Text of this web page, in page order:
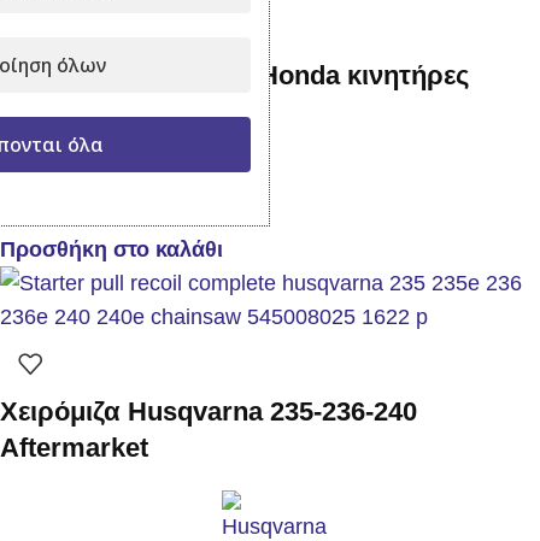
Χειρόμιζα για τύπου Ηonda κινητήρες
GX160-GX200 6.5hp
Προσθήκη στο καλάθι
Χειρόμιζα Husqvarna 235-236-240
Aftermarket
όλων
όλα